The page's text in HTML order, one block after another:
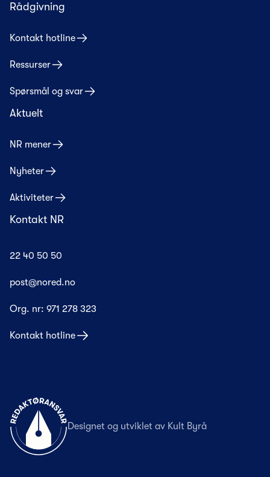
Rådgivning
Kontakt hotline
Ressurser
Spørsmål og svar
Aktuelt
NR mener
Nyheter
Aktiviteter
Kontakt NR
22 40 50 50
post@nored.no
Org. nr: 971 278 323
Kontakt hotline
Til forsiden
Designet og utviklet av Kult Byrå